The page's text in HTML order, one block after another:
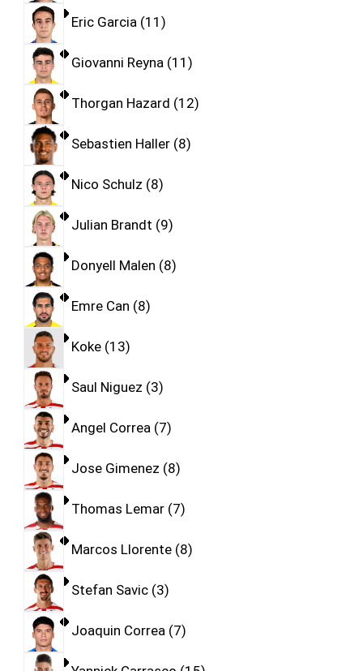
Eric Garcia 11
Giovanni Reyna 11
Thorgan Hazard 12
Sebastien Haller 8
Nico Schulz 8
Julian Brandt 9
Donyell Malen 8
Emre Can 8
Koke 13
Saul Niguez 3
Angel Correa 7
Jose Gimenez 8
Thomas Lemar 7
Marcos Llorente 8
Stefan Savic 3
Joaquin Correa 7